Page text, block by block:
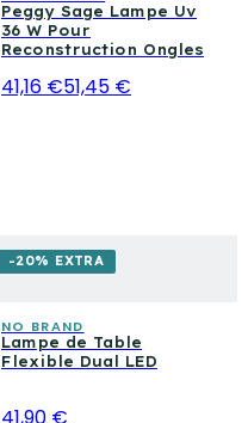
Peggy Sage Lampe Uv
36 W Pour
Reconstruction Ongles
41,16 €51,45 €
-20% EXTRA
NO BRAND
Lampe de Table
Flexible Dual LED